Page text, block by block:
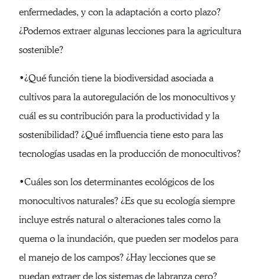
enfermedades, y con la adaptación a corto plazo?
¿Podemos extraer algunas lecciones para la agricultura
sostenible?
•¿Qué función tiene la biodiversidad asociada a
cultivos para la autoregulación de los monocultivos y
cuál es su contribución para la productividad y la
sostenibilidad? ¿Qué imfluencia tiene esto para las
tecnologías usadas en la producción de monocultivos?
•Cuáles son los determinantes ecológicos de los
monocultivos naturales? ¿Es que su ecología siempre
incluye estrés natural o alteraciones tales como la
quema o la inundación, que pueden ser modelos para
el manejo de los campos? ¿Hay lecciones que se
puedan extraer de los sistemas de labranza cero?